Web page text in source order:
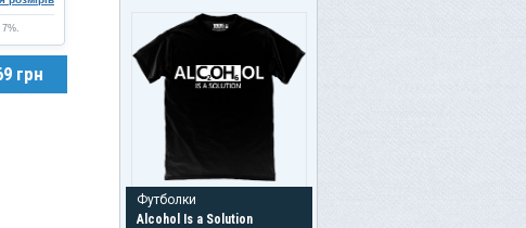
грн
Футболки
Alcohol Is a Solution